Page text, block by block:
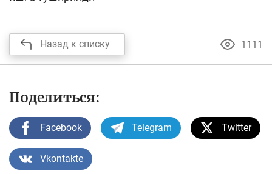
Назад к списку 1111
Поделиться:
Facebook Telegram Twitter
Vkontakte